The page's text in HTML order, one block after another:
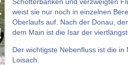
weist sie nur noch in einzelnen
Oberlaufs auf. Nach der Donau,
dem Main ist die Isar der
Der wichtigste Nebenfluss ist die
Loisach.